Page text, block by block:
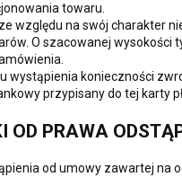
towaru.
względu na swój charakter
O szacowanej wysokości
wystąpienia konieczności
przypisany do tej karty
OD PRAWA
od umowy zawartej na